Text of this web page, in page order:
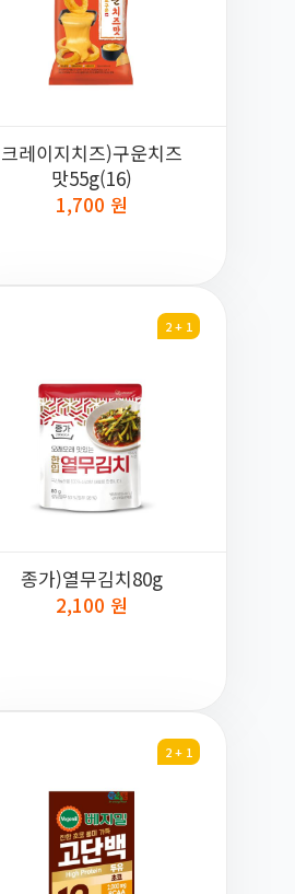
크레이지치즈)구운치즈
맛55g(16)
1,700 원
2 + 1
종가)열무김치80g
2,100 원
2 + 1